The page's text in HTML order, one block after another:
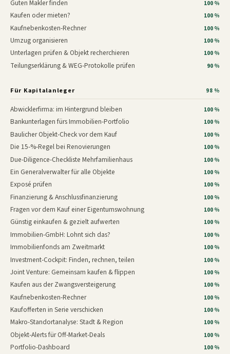
Guten Makler finden 100 %
Kaufen oder mieten? 100 %
Kaufnebenkosten-Rechner 100 %
Umzug organisieren 100 %
Unterlagen prüfen & Objekt recherchieren 100 %
Teilungserklärung & WEG-Protokolle prüfen 90 %
Für Kapitalanleger 98 %
Abwicklerfirma: im Hintergrund bleiben 100 %
Bankunterlagen fürs Immobilien-Portfolio 100 %
Baulicher Objekt-Check vor dem Kauf 100 %
Die 15-%-Regel bei Renovierungen 100 %
Due-Diligence-Checkliste Mehrfamilienhaus 100 %
Ein Generalverwalter für alle Objekte 100 %
Exposé prüfen 100 %
Finanzierung & Anschlussfinanzierung 100 %
Fragen vor dem Kauf einer Eigentumswohnung 100 %
Günstig einkaufen & gezielt aufwerten 100 %
Immobilien-GmbH: Lohnt sich das? 100 %
Immobilienfonds am Zweitmarkt 100 %
Investment-Cockpit: Finden, rechnen, teilen 100 %
Joint Venture: Gemeinsam kaufen & flippen 100 %
Kaufen aus der Zwangsversteigerung 100 %
Kaufnebenkosten-Rechner 100 %
Kaufofferten in Serie verschicken 100 %
Makro-Standortanalyse: Stadt & Region 100 %
Objekt-Alerts für Off-Market-Deals 100 %
Portfolio-Dashboard 100 %